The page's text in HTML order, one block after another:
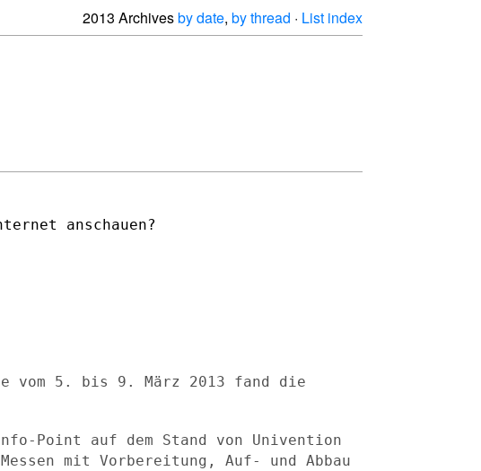
2013 Archivesby date, by thread · List index
anschauen?
vom 5. bis 9. März 2013 fand die
Point auf dem Stand von Univention
mit Vorbereitung, Auf- und Abbau